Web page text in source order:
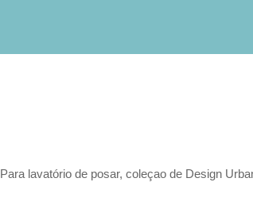
Para lavatório de posar, coleçao de Design